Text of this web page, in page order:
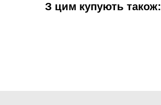
З цим купують також: